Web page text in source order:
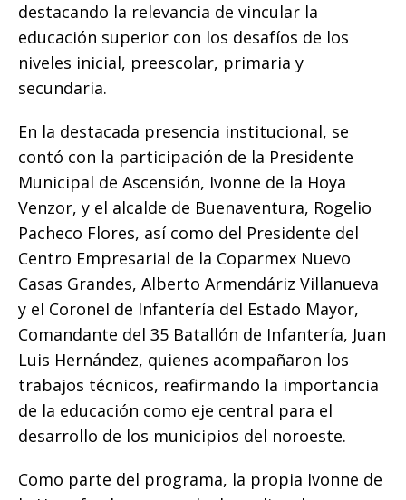
destacando la relevancia de vincular la
educación superior con los desafíos de los
niveles inicial, preescolar, primaria y
secundaria.
​En la destacada presencia institucional, se
contó con la participación de la Presidente
Municipal de Ascensión, Ivonne de la Hoya
Venzor, y el alcalde de Buenaventura, Rogelio
Pacheco Flores, así como del Presidente del
Centro Empresarial de la Coparmex Nuevo
Casas Grandes, Alberto Armendáriz Villanueva
y el Coronel de Infantería del Estado Mayor,
Comandante del 35 Batallón de Infantería, Juan
Luis Hernández, quienes acompañaron los
trabajos técnicos, reafirmando la importancia
de la educación como eje central para el
desarrollo de los municipios del noroeste.
Como parte del programa, la propia Ivonne de